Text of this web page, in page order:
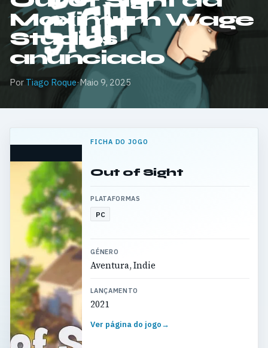
Maximum Wage
Studios
anunciado
Por Tiago Roque·Maio 9, 2025
FICHA DO JOGO
Out of Sight
PLATAFORMAS
PC
GÉNERO
Aventura, Indie
LANÇAMENTO
2021
Ver página do jogo→